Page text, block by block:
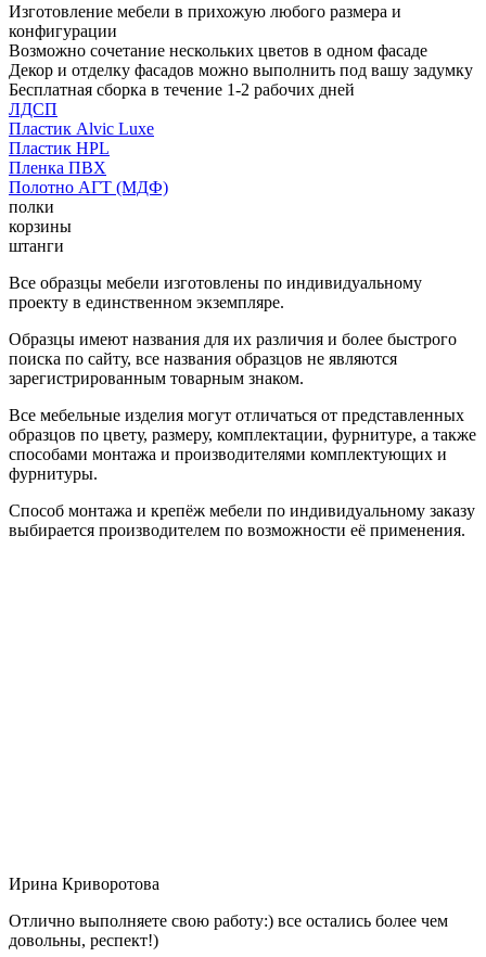
Изготовление мебели в прихожую любого размера и
конфигурации
Возможно сочетание нескольких цветов в одном фасаде
Декор и отделку фасадов можно выполнить под вашу задумку
Бесплатная сборка в течение 1-2 рабочих дней
ЛДСП
Пластик Alvic Luxe
Пластик HPL
Пленка ПВХ
Полотно АГТ (МДФ)
полки
корзины
штанги
Все образцы мебели изготовлены по индивидуальному
проекту в единственном экземпляре.
Образцы имеют названия для их различия и более быстрого
поиска по сайту, все названия образцов не являются
зарегистрированным товарным знаком.
Все мебельные изделия могут отличаться от представленных
образцов по цвету, размеру, комплектации, фурнитуре, а также
способами монтажа и производителями комплектующих и
фурнитуры.
Способ монтажа и крепёж мебели по индивидуальному заказу
выбирается производителем по возможности её применения.
Ирина Криворотова
Отлично выполняете свою работу:) все остались более чем
довольны, респект!)